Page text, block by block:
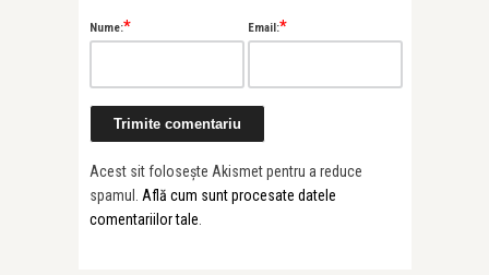
Nume:* Email:*
Acest sit folosește Akismet pentru a reduce
spamul. Află cum sunt procesate datele
comentariilor tale